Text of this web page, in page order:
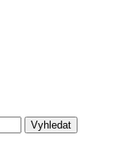
Vyhledat